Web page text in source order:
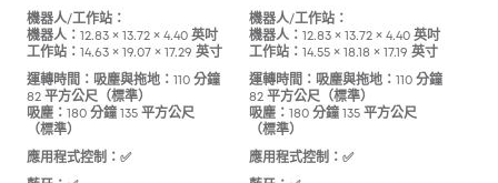
機器人/工作站：
機器人：12.83 × 13.72 × 4.40 英吋
工作站：14.63 × 19.07 × 17.29 英寸
運轉時間：吸塵與拖地：110 分鐘
82 平方公尺（標準）
吸塵：180 分鐘 135 平方公尺
（標準）
應用程式控制：✅
機器人/工作站：
機器人：12.83 × 13.72 × 4.40 英吋
工作站：14.55 × 18.18 × 17.19 英寸
運轉時間：吸塵與拖地：110 分鐘
82 平方公尺（標準）
吸塵：180 分鐘 135 平方公尺
（標準）
應用程式控制：✅